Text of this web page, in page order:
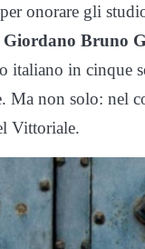
onorare gli
Giordano Bruno
italiano in cinque
Ma non solo: nel
Vittoriale.